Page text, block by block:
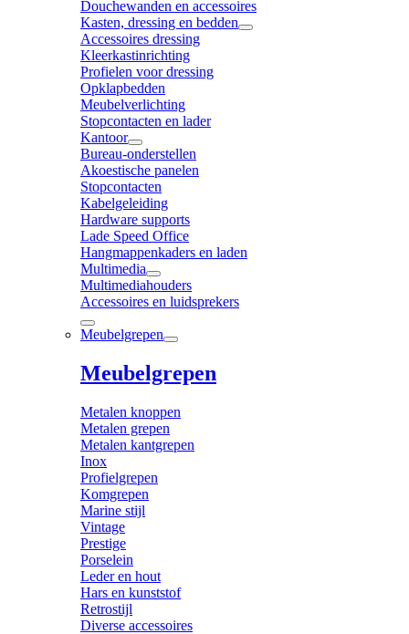
Douchewanden en accessoires
Kasten, dressing en bedden
Accessoires dressing
Kleerkastinrichting
Profielen voor dressing
Opklapbedden
Meubelverlichting
Stopcontacten en lader
Kantoor
Bureau-onderstellen
Akoestische panelen
Stopcontacten
Kabelgeleiding
Hardware supports
Lade Speed Office
Hangmappenkaders en laden
Multimedia
Multimediahouders
Accessoires en luidsprekers
Meubelgrepen
Meubelgrepen
Metalen knoppen
Metalen grepen
Metalen kantgrepen
Inox
Profielgrepen
Komgrepen
Marine stijl
Vintage
Prestige
Porselein
Leder en hout
Hars en kunststof
Retrostijl
Diverse accessoires